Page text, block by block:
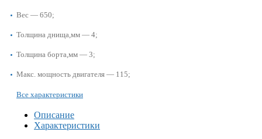
Вес — 650;
Толщина днища,мм — 4;
Толщина борта,мм — 3;
Макс. мощность двигателя — 115;
Все характеристики
Описание
Характеристики